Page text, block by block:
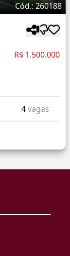
Cód.: 260188
R$ 1.500.000
4vagas